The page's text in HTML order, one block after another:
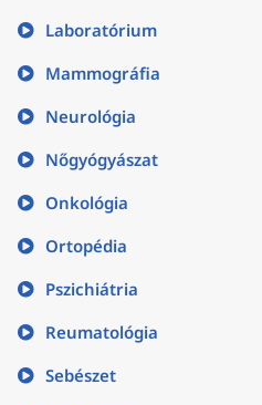
Laboratórium
Mammográfia
Neurológia
Nőgyógyászat
Onkológia
Ortopédia
Pszichiátria
Reumatológia
Sebészet